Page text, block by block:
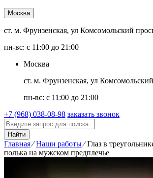
Москва
ст. м. Фрунзенская, ул Комсомольский
пн-вс: с 11:00 до 21:00
Москва
ст. м. Фрунзенская, ул
пн-вс: с 11:00 до 21:00
+7 (968) 038-08-98 заказать звонок
Найти
Главная⁄Наши работы⁄Глаз в
полька на мужском предплечье